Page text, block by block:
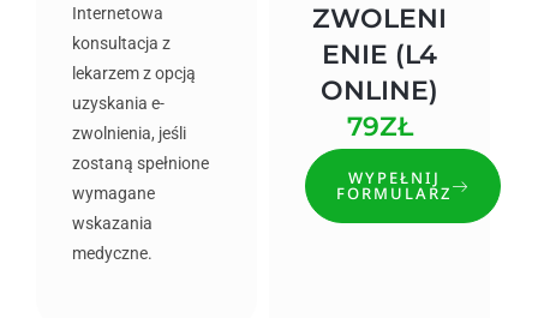
Internetowa
konsultacja z
lekarzem z opcją
uzyskania e-
zwolnienia, jeśli
zostaną spełnione
wymagane
wskazania
medyczne.
ZWOLENI
ENIE (L4
ONLINE)
79ZŁ
WYPEŁNIJ
FORMULARZ